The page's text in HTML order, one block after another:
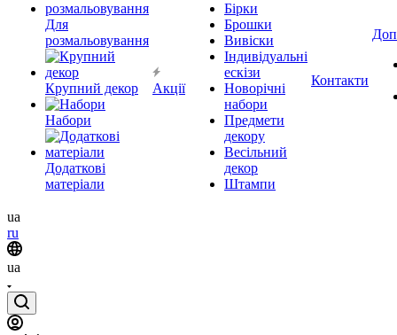
Для
розмальовування
Крупний декор
Набори
Додаткові
матеріали
Акції
Бірки
Брошки
Вивіски
Індивідуальні
ескізи
Новорічні
набори
Предмети
декору
Весільний
декор
Штампи
Контакти
ua
ru
ua